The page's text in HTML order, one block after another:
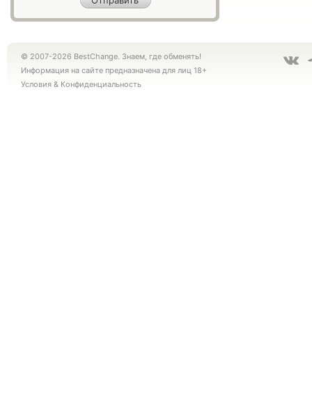
© 2007-2026 BestChange. Знаем, где обменять!
Информация на сайте предназначена для лиц 18+
Условия & Конфиденциальность